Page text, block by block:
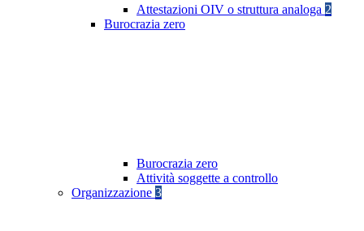
Attestazioni OIV o struttura analoga 2
Burocrazia zero
Burocrazia zero
Attività soggette a controllo
Organizzazione 3